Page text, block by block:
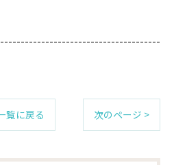
覧に戻る 次のページ >